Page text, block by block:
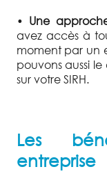
• Une
avez accès à
moment par un
pouvons aussi
sur votre SIRH.
Les
entreprise